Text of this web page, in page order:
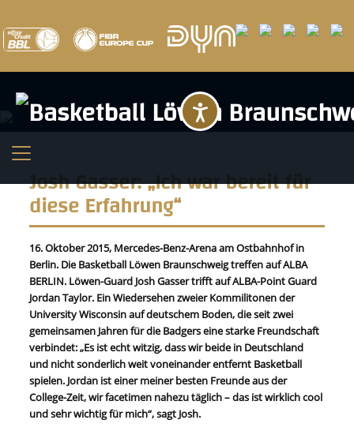
Josh Gasser: „Ich war bereit für
diese Erfahrung“
16. Oktober 2015, Mercedes-Benz-Arena am Ostbahnhof in
Berlin. Die Basketball Löwen Braunschweig treffen auf ALBA
BERLIN. Löwen-Guard Josh Gasser trifft auf ALBA-Point Guard
Jordan Taylor. Ein Wiedersehen zweier Kommilitonen der
University Wisconsin auf deutschem Boden, die seit zwei
gemeinsamen Jahren für die Badgers eine starke Freundschaft
verbindet: „Es ist echt witzig, dass wir beide in Deutschland
und nicht sonderlich weit voneinander entfernt Basketball
spielen. Jordan ist einer meiner besten Freunde aus der
College-Zeit, wir facetimen nahezu täglich – das ist wirklich cool
und sehr wichtig für mich“, sagt Josh.